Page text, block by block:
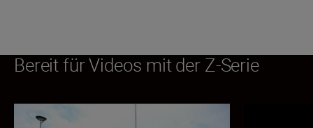
Bereit für Videos mit der Z-Serie